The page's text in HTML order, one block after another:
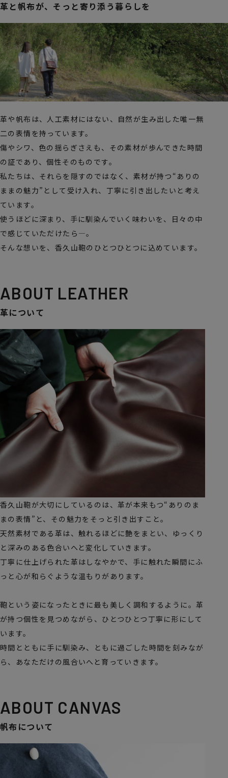
革と帆布が、そっと寄り添う暮らしを
革や帆布は、人工素材にはない、自然が生み出した唯一無
二の表情を持っています。
傷やシワ、色の揺らぎさえも、その素材が歩んできた時間
の証であり、個性そのものです。
私たちは、それらを隠すのではなく、素材が持つ“ありの
ままの魅力”として受け入れ、丁寧に引き出したいと考え
ています。
使うほどに深まり、手に馴染んでいく味わいを、日々の中
で感じていただけたら―。
そんな想いを、香久山鞄のひとつひとつに込めています。
ABOUT LEATHER
革について
香久山鞄が大切にしているのは、革が本来もつ“ありのま
まの表情”と、その魅力をそっと引き出すこと。
天然素材である革は、触れるほどに艶をまとい、ゆっくり
と深みのある色合いへと変化していきます。
丁寧に仕上げられた革はしなやかで、手に触れた瞬間にふ
っと心が和らぐような温もりがあります。
鞄という姿になったときに最も美しく調和するように。革
が持つ個性を見つめながら、ひとつひとつ丁寧に形にして
います。
時間とともに手に馴染み、ともに過ごした時間を刻みなが
ら、あなただけの風合いへと育っていきます。
ABOUT CANVAS
帆布について